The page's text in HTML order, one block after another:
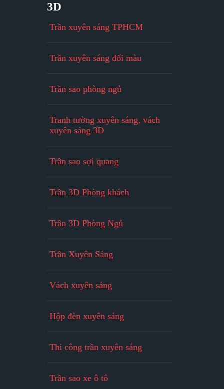
3D
Trần xuyên sáng TPHCM
Trần xuyên sáng đổi màu
Trần sao phòng ngủ
Tranh tường xuyên sáng, vách
xuyên sáng 3D
Trần sao sợi quang
Trần 3D Phòng khách
Trần 3D Phòng Ngủ
Trần Xuyên Sáng
Vách xuyên sáng
Hộp đèn xuyên sáng
Thi công trần xuyên sáng
Trần sao xe ô tô